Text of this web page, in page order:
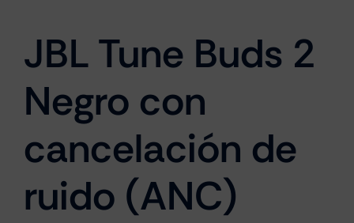
Marcas
JBL Tune Buds 2
Negro con
cancelación de
ruido (ANC)